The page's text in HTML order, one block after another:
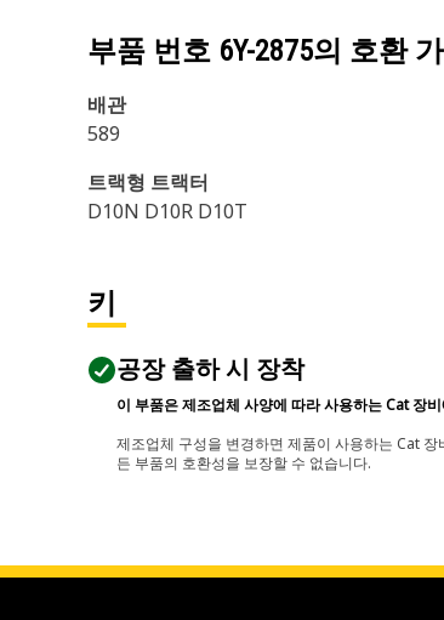
부품 번호 6Y-2875의 호환
배관
589
트랙형 트랙터
D10N D10R D10T
키
공장 출하 시 장착
이 부품은 제조업체 사양에 따라 사용하는 Cat 장
제조업체 구성을 변경하면 제품이 사용하는 Cat
든 부품의 호환성을 보장할 수 없습니다.